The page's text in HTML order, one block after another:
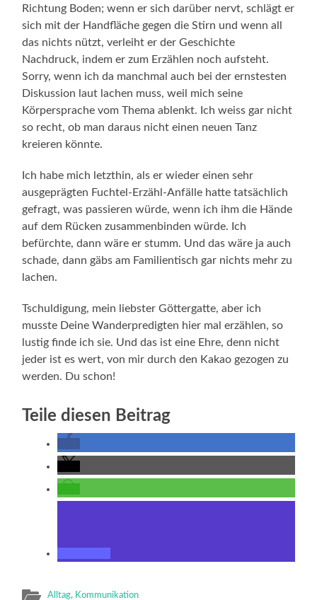
Richtung Boden; wenn er sich darüber nervt, schlägt er
sich mit der Handfläche gegen die Stirn und wenn all
das nichts nützt, verleiht er der Geschichte
Nachdruck, indem er zum Erzählen noch aufsteht.
Sorry, wenn ich da manchmal auch bei der ernstesten
Diskussion laut lachen muss, weil mich seine
Körpersprache vom Thema ablenkt. Ich weiss gar nicht
so recht, ob man daraus nicht einen neuen Tanz
kreieren könnte.
Ich habe mich letzthin, als er wieder einen sehr
ausgeprägten Fuchtel-Erzähl-Anfälle hatte tatsächlich
gefragt, was passieren würde, wenn ich ihm die Hände
auf dem Rücken zusammenbinden würde. Ich
befürchte, dann wäre er stumm. Und das wäre ja auch
schade, dann gäbs am Familientisch gar nichts mehr zu
lachen.
Tschuldigung, mein liebster Göttergatte, aber ich
musste Deine Wanderpredigten hier mal erzählen, so
lustig finde ich sie. Und das ist eine Ehre, denn nicht
jeder ist es wert, von mir durch den Kakao gezogen zu
werden. Du schon!
Teile diesen Beitrag
Alltag, Kommunikation